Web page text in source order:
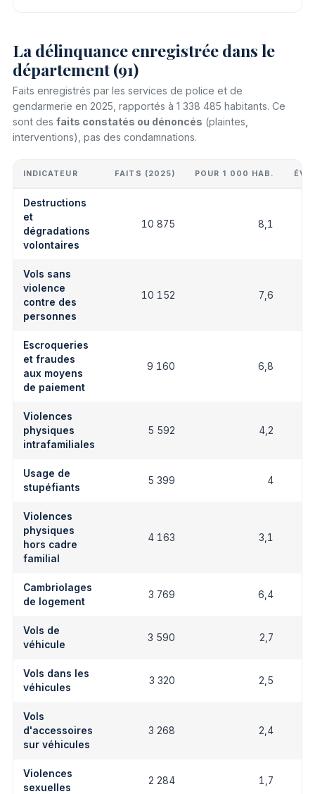
La délinquance enregistrée dans le
département (91)
Faits enregistrés par les services de police et de
gendarmerie en 2025, rapportés à 1 338 485 habitants. Ce
sont des faits constatés ou dénoncés (plaintes,
interventions), pas des condamnations.
INDICATEUR FAITS (2025) POUR 1 000 HAB.
Destructions
et
dégradations
volontaires
10 875 8,1
Vols sans
violence
contre des
personnes
10 152 7,6
Escroqueries
et fraudes
aux moyens
de paiement
9 160 6,8
Violences
physiques
intrafamiliales
5 592 4,2
Usage de
stupéfiants
5 399 4
Violences
physiques
hors cadre
familial
4 163 3,1
Cambriolages
de logement
3 769 6,4
Vols de
véhicule
3 590 2,7
Vols dans les
véhicules
3 320 2,5
Vols
d'accessoires
sur véhicules
3 268 2,4
Violences
sexuelles
2 284 1,7